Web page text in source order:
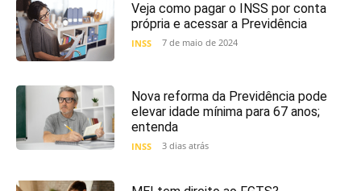
Veja como pagar o INSS por conta
própria e acessar a Previdência
INSS 7 de maio de 2024
Nova reforma da Previdência pode
elevar idade mínima para 67 anos;
entenda
INSS 3 dias atrás